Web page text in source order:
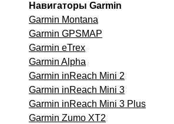
Навигаторы Garmin
Garmin Montana
Garmin GPSMAP
Garmin eTrex
Garmin Alpha
Garmin inReach Mini 2
Garmin inReach Mini 3
Garmin inReach Mini 3 Plus
Garmin Zumo XT2